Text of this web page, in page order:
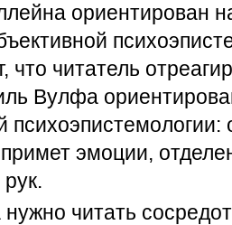
ориентирован
что читатель
Вулфа
психоэпистемологии:
эмоции,
читать